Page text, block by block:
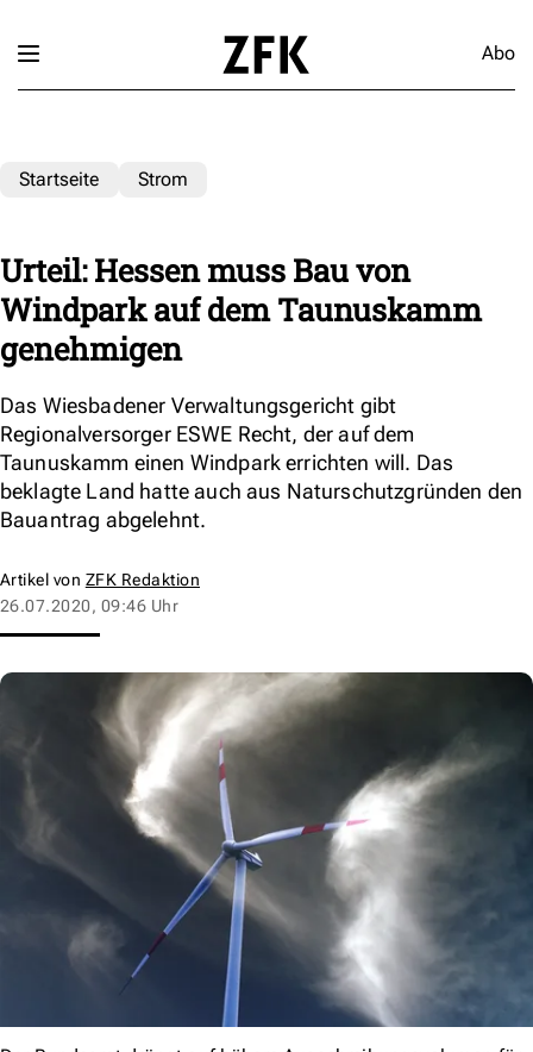
Abo
Startseite Strom
Urteil: Hessen muss Bau von
Windpark auf dem Taunuskamm
genehmigen
Das Wiesbadener Verwaltungsgericht gibt
Regionalversorger ESWE Recht, der auf dem
Taunuskamm einen Windpark errichten will. Das
beklagte Land hatte auch aus Naturschutzgründen den
Bauantrag abgelehnt.
Artikel von ZFK Redaktion
26.07.2020, 09:46 Uhr